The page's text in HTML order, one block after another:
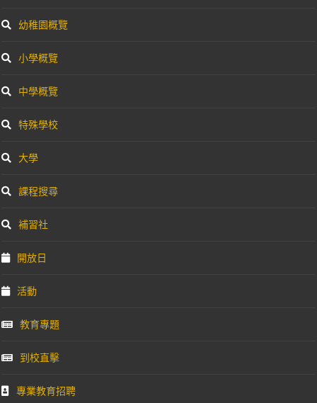
幼稚園概覽
小學概覽
中學概覽
特殊學校
大學
課程搜尋
補習社
開放日
活動
教育專題
到校直擊
專業教育招聘